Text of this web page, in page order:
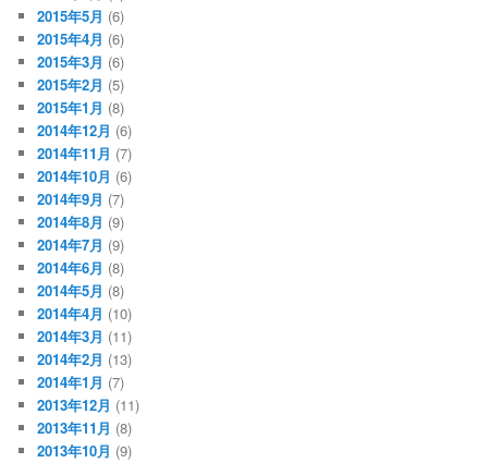
2015年5月 (6)
2015年4月 (6)
2015年3月 (6)
2015年2月 (5)
2015年1月 (8)
2014年12月 (6)
2014年11月 (7)
2014年10月 (6)
2014年9月 (7)
2014年8月 (9)
2014年7月 (9)
2014年6月 (8)
2014年5月 (8)
2014年4月 (10)
2014年3月 (11)
2014年2月 (13)
2014年1月 (7)
2013年12月 (11)
2013年11月 (8)
2013年10月 (9)